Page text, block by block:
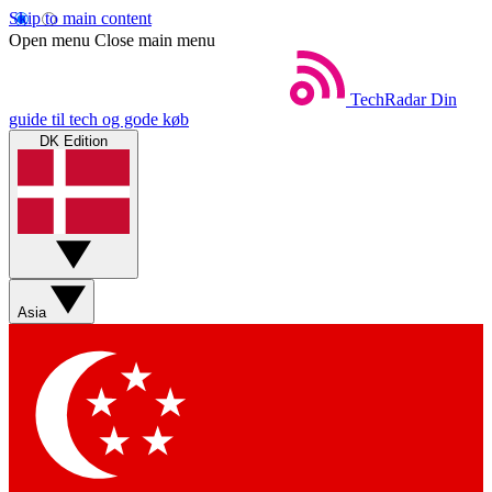
Skip to main content
Open menu Close main menu
TechRadar Din
guide til tech og gode køb
DK Edition
Asia